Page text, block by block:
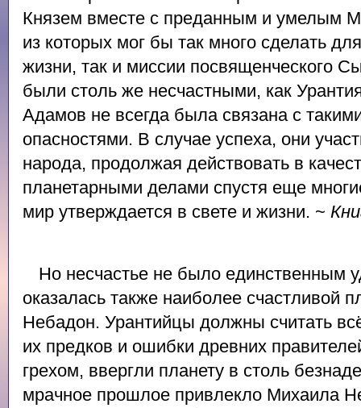
Князем вместе с преданным и умелым
из которых мог бы так много сделать
жизни, так и миссии посвященческого
были столь же несчастными, как
Адамов не всегда была связана с
опасностями. В случае успеха, они
народа, продолжая действовать в
планетарными делами спустя еще
мир утверждается в свете и жизни. ~
Но несчастье не было единственным
оказалась также наиболее счастливой
Небадон. Урантийцы должны считать
их предков и ошибки древних
грехом, ввергли планету в столь
мрачное прошлое привлекло Михаила